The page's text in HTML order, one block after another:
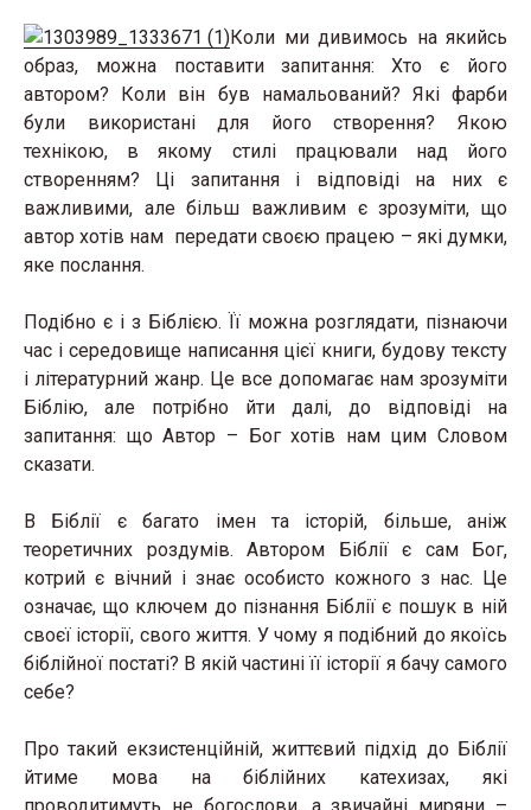
Коли ми дивимось на якийсь
образ, можна поставити запитання: Хто є його
автором? Коли він був намальований? Які фарби
були використані для його створення? Якою
технікою, в якому стилі працювали над його
створенням? Ці запитання і відповіді на них є
важливими, але більш важливим є зрозуміти, що
автор хотів нам передати своєю працею – які думки,
яке послання.
Подібно є і з Біблією. Її можна розглядати, пізнаючи
час і середовище написання цієї книги, будову тексту
і літературний жанр. Це все допомагає нам зрозуміти
Біблію, але потрібно йти далі, до відповіді на
запитання: що Автор – Бог хотів нам цим Словом
сказати.
В Біблії є багато імен та історій, більше, аніж
теоретичних роздумів. Автором Біблії є сам Бог,
котрий є вічний і знає особисто кожного з нас. Це
означає, що ключем до пізнання Біблії є пошук в ній
своєї історії, свого життя. У чому я подібний до якоїсь
біблійної постаті? В якій частині її історії я бачу самого
себе?
Про такий екзистенційній, життєвий підхід до Біблії
йтиме мова на біблійних катехизах, які